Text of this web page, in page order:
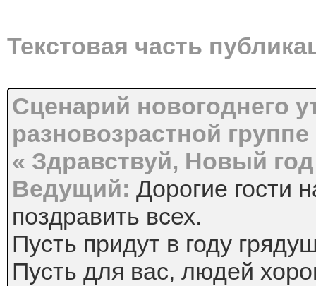
Текстовая часть
Сценарий новогоднего
разновозрастной группе
« Здравствуй, Новый
Ведущий: Дорогие
поздравить всех.
Пусть придут в году
Пусть для вас, людей